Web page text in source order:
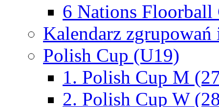
6 Nations Floorball
Kalendarz
Polish Cup (U19)
1. Polish Cup M
2. Polish Cup W